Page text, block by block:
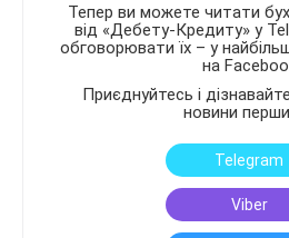
Тепер ви можете читати
від «Дебету-Кредиту» у
обговорювати їх – у
на
Приєднуйтесь і
новини
Telegram
Viber